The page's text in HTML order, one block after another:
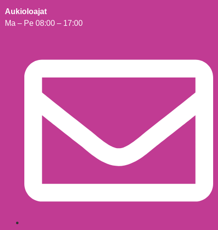
Aukioloajat
Ma – Pe 08:00 – 17:00